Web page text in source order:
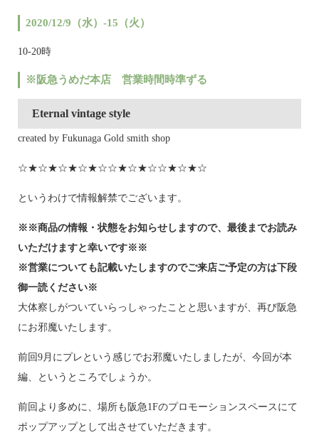
2020/12/9（水）-15（火）
10-20時
※阪急うめだ本店 営業時間時準ずる
Eternal vintage style
created by Fukunaga Gold smith shop
☆★☆★☆★☆★☆☆★☆★☆☆★☆★☆
というわけで情報解禁でございます。
※※商品の情報・状態をお知らせしますので、最後までお読み
いただけますと幸いです※※
※営業についても記載いたしますのでご来店ご予定の方は下段
御一読ください※
大体察しがついていらっしゃったことと思いますが、再び阪急
にお邪魔いたします。
前回9月にプレという感じでお邪魔いたしましたが、今回が本
編、というところでしょうか。
前回より多めに、場所も阪急1Fのプロモーションスペースにて
ポップアップとして出させていただきます。